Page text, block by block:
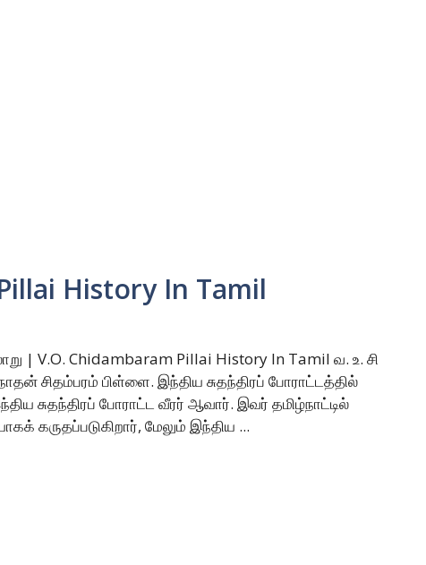
History In Tamil
| V.O. Chidambaram Pillai History In Tamil வ. உ. சி
சிதம்பரம் பிள்ளை. இந்திய சுதந்திரப் போராட்டத்தில்
சுதந்திரப் போராட்ட வீரர் ஆவார். இவர் தமிழ்நாட்டில்
கருதப்படுகிறார், மேலும் இந்திய ...